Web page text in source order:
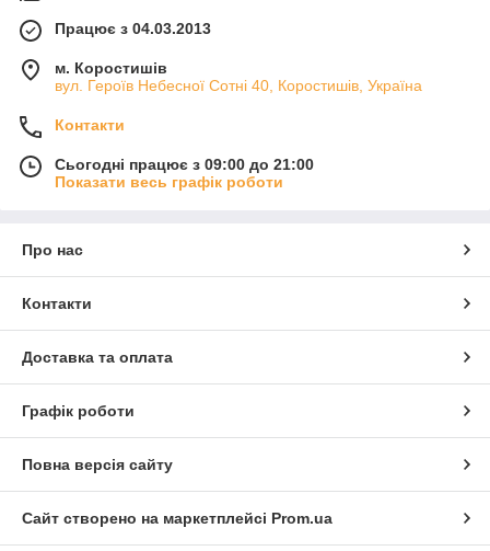
Працює з 04.03.2013
м. Коростишів
вул. Героїв Небесної Сотні 40, Коростишів, Україна
Контакти
Сьогодні працює з 09:00 до 21:00
Показати весь графік роботи
Про нас
Контакти
Доставка та оплата
Графік роботи
Повна версія сайту
Сайт створено на маркетплейсі Prom.ua